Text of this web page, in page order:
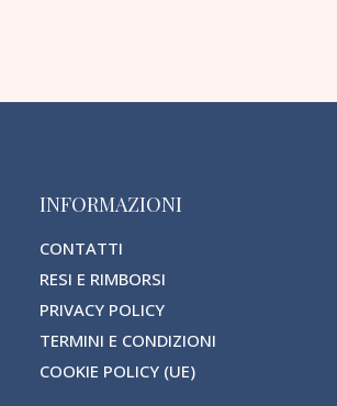
INFORMAZIONI
CONTATTI
RESI E RIMBORSI
PRIVACY POLICY
TERMINI E CONDIZIONI
COOKIE POLICY (UE)